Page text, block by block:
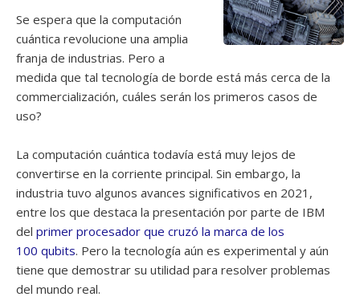
Se espera que la computación
cuántica revolucione una amplia
franja de industrias. Pero a
medida que tal tecnología de borde está más cerca de la
commercialización, cuáles serán los primeros casos de
uso?
La computación cuántica todavía está muy lejos de
convertirse en la corriente principal. Sin embargo, la
industria tuvo algunos avances significativos en 2021,
entre los que destaca la presentación por parte de IBM
del primer procesador que cruzó la marca de los
100 qubits. Pero la tecnología aún es experimental y aún
tiene que demostrar su utilidad para resolver problemas
del mundo real.